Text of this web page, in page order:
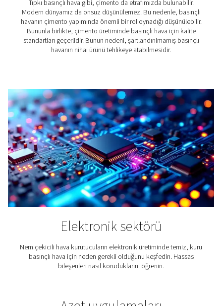
havaya ihtiyacı vardır. Ne de olsa, yediğimiz ve
tüketilmesinin güvenli olduğundan ve tadı iyi
olmalıdırlar. Gıda endüstrisi için sıkı basınçlı hava
geçerlidir.